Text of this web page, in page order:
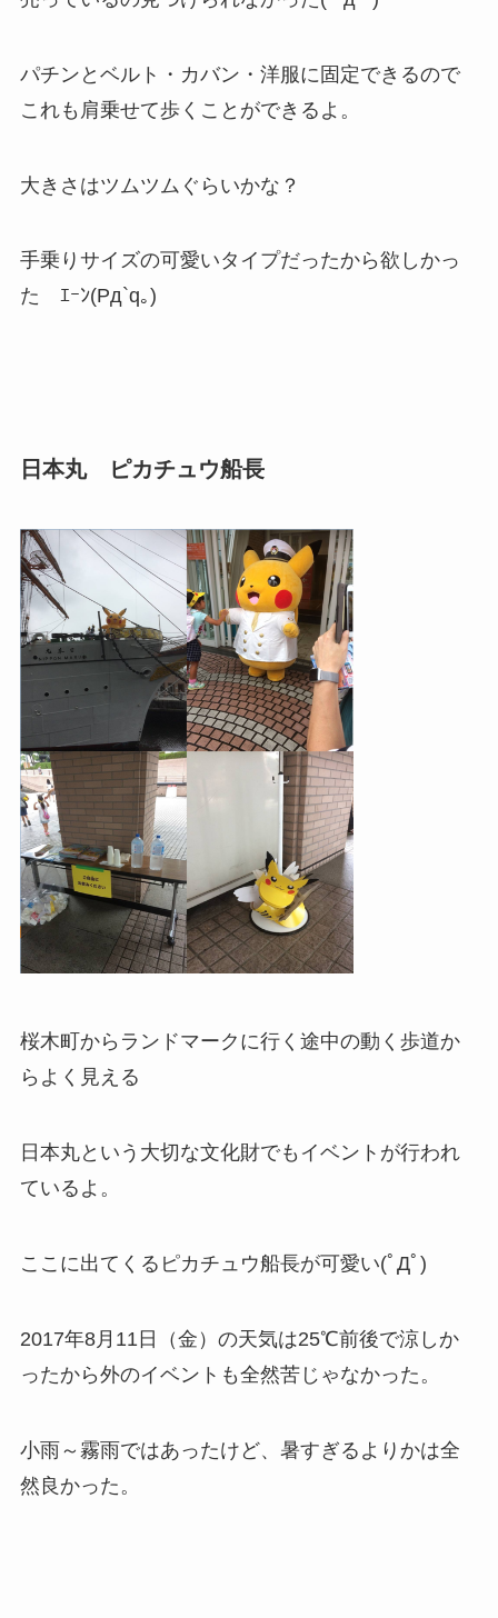
パチンとベルト・カバン・洋服に固定できるので
これも肩乗せて歩くことができるよ。
大きさはツムツムぐらいかな？
手乗りサイズの可愛いタイプだったから欲しかっ
た ｴｰﾝ(Pд`q｡)
日本丸 ピカチュウ船長
桜木町からランドマークに行く途中の動く歩道か
らよく見える
日本丸という大切な文化財でもイベントが行われ
ているよ。
ここに出てくるピカチュウ船長が可愛い(ﾟДﾟ)
2017年8月11日（金）の天気は25℃前後で涼しか
ったから外のイベントも全然苦じゃなかった。
小雨～霧雨ではあったけど、暑すぎるよりかは全
然良かった。